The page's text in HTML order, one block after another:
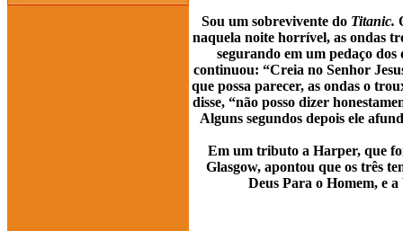
Sou um sobrevivente do Titanic.
naquela noite horrível, as ondas
segurando em um pedaço dos
continuou: “Creia no Senhor
que possa parecer, as ondas o
disse, “não posso dizer
Alguns segundos depois ele
Em um tributo a Harper, que
Glasgow, apontou que os três
Deus Para o Homem, e